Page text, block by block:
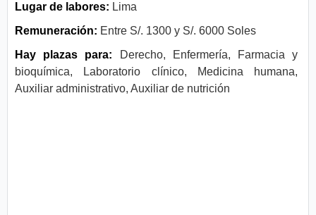
Lugar de labores: Lima
Remuneración: Entre S/. 1300 y S/. 6000 Soles
Hay plazas para: Derecho, Enfermería, Farmacia y
bioquímica, Laboratorio clínico, Medicina humana,
Auxiliar administrativo, Auxiliar de nutrición